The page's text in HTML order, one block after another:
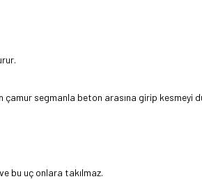
segmanla beton arasına girip kesmeyi
bu uç onlara takılmaz.